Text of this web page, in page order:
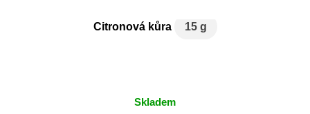
Citronová kůra 15 g
Skladem